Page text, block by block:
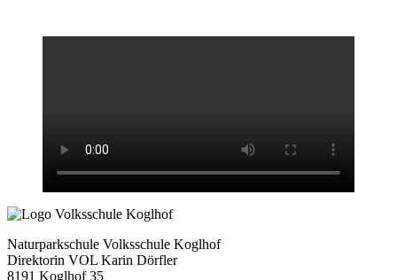
Naturparkschule Volksschule Koglhof
Direktorin VOL Karin Dörfler
8191 Koglhof 35